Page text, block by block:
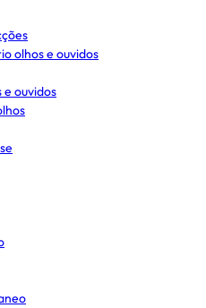
olhos e ouvidos
ouvidos